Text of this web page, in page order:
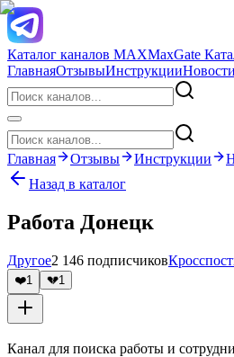
Каталог каналов MAXMaxGate
ГлавнаяОтзывыИнструкцииНовости
Главная Отзывы Инструкции
Назад в каталог
Работа Донецк
Другое2 146 подписчиков
❤️1 💔1
Канал для поиска работы и